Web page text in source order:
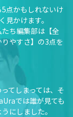
点かもしれないけ
かけます。
ち編集部は【全
やすさ】の3点を
てしまっては、そ
では誰が見ても
にしました。